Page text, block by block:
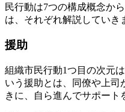
民行動は7つの構成概念か
は、それぞれ解説していき
援助
組織市民行動1つ目の次元
いう援助とは、同僚や上司
きに、自ら進んでサポート